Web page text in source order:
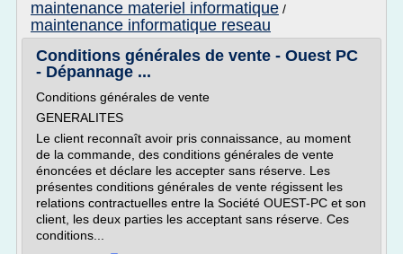
maintenance materiel informatique /
maintenance informatique reseau
Conditions générales de vente - Ouest PC
- Dépannage ...
Conditions générales de vente
GENERALITES
Le client reconnaît avoir pris connaissance, au moment
de la commande, des conditions générales de vente
énoncées et déclare les accepter sans réserve. Les
présentes conditions générales de vente régissent les
relations contractuelles entre la Société OUEST-PC et son
client, les deux parties les acceptant sans réserve. Ces
conditions...